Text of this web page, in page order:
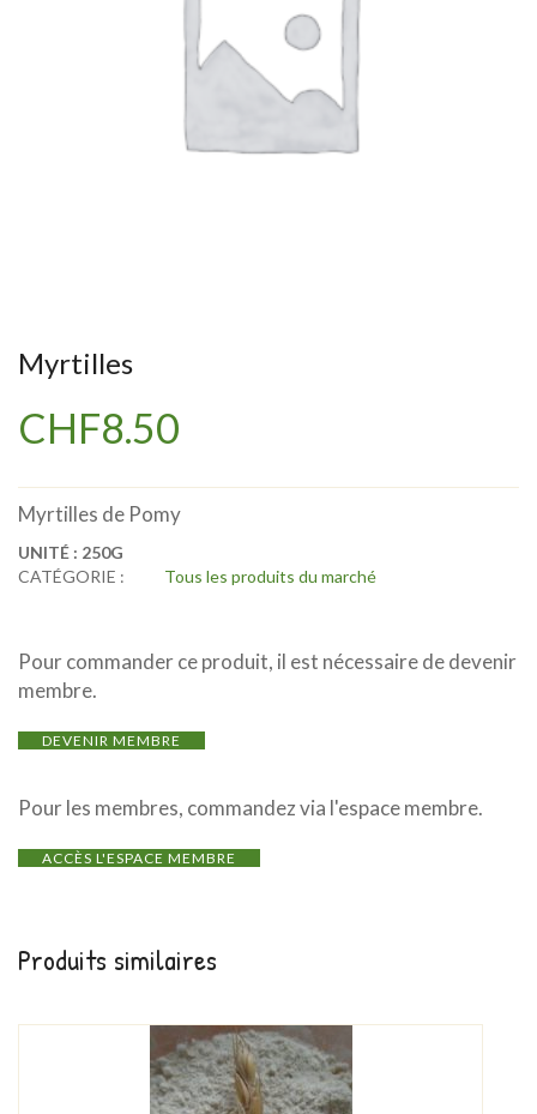
Myrtilles
CHF8.50
Myrtilles de Pomy
UNITÉ : 250G
CATÉGORIE :
Tous les produits du marché
Pour commander ce produit, il est nécessaire de devenir
membre.
DEVENIR MEMBRE
Pour les membres, commandez via l'espace membre.
ACCÈS L'ESPACE MEMBRE
Produits similaires